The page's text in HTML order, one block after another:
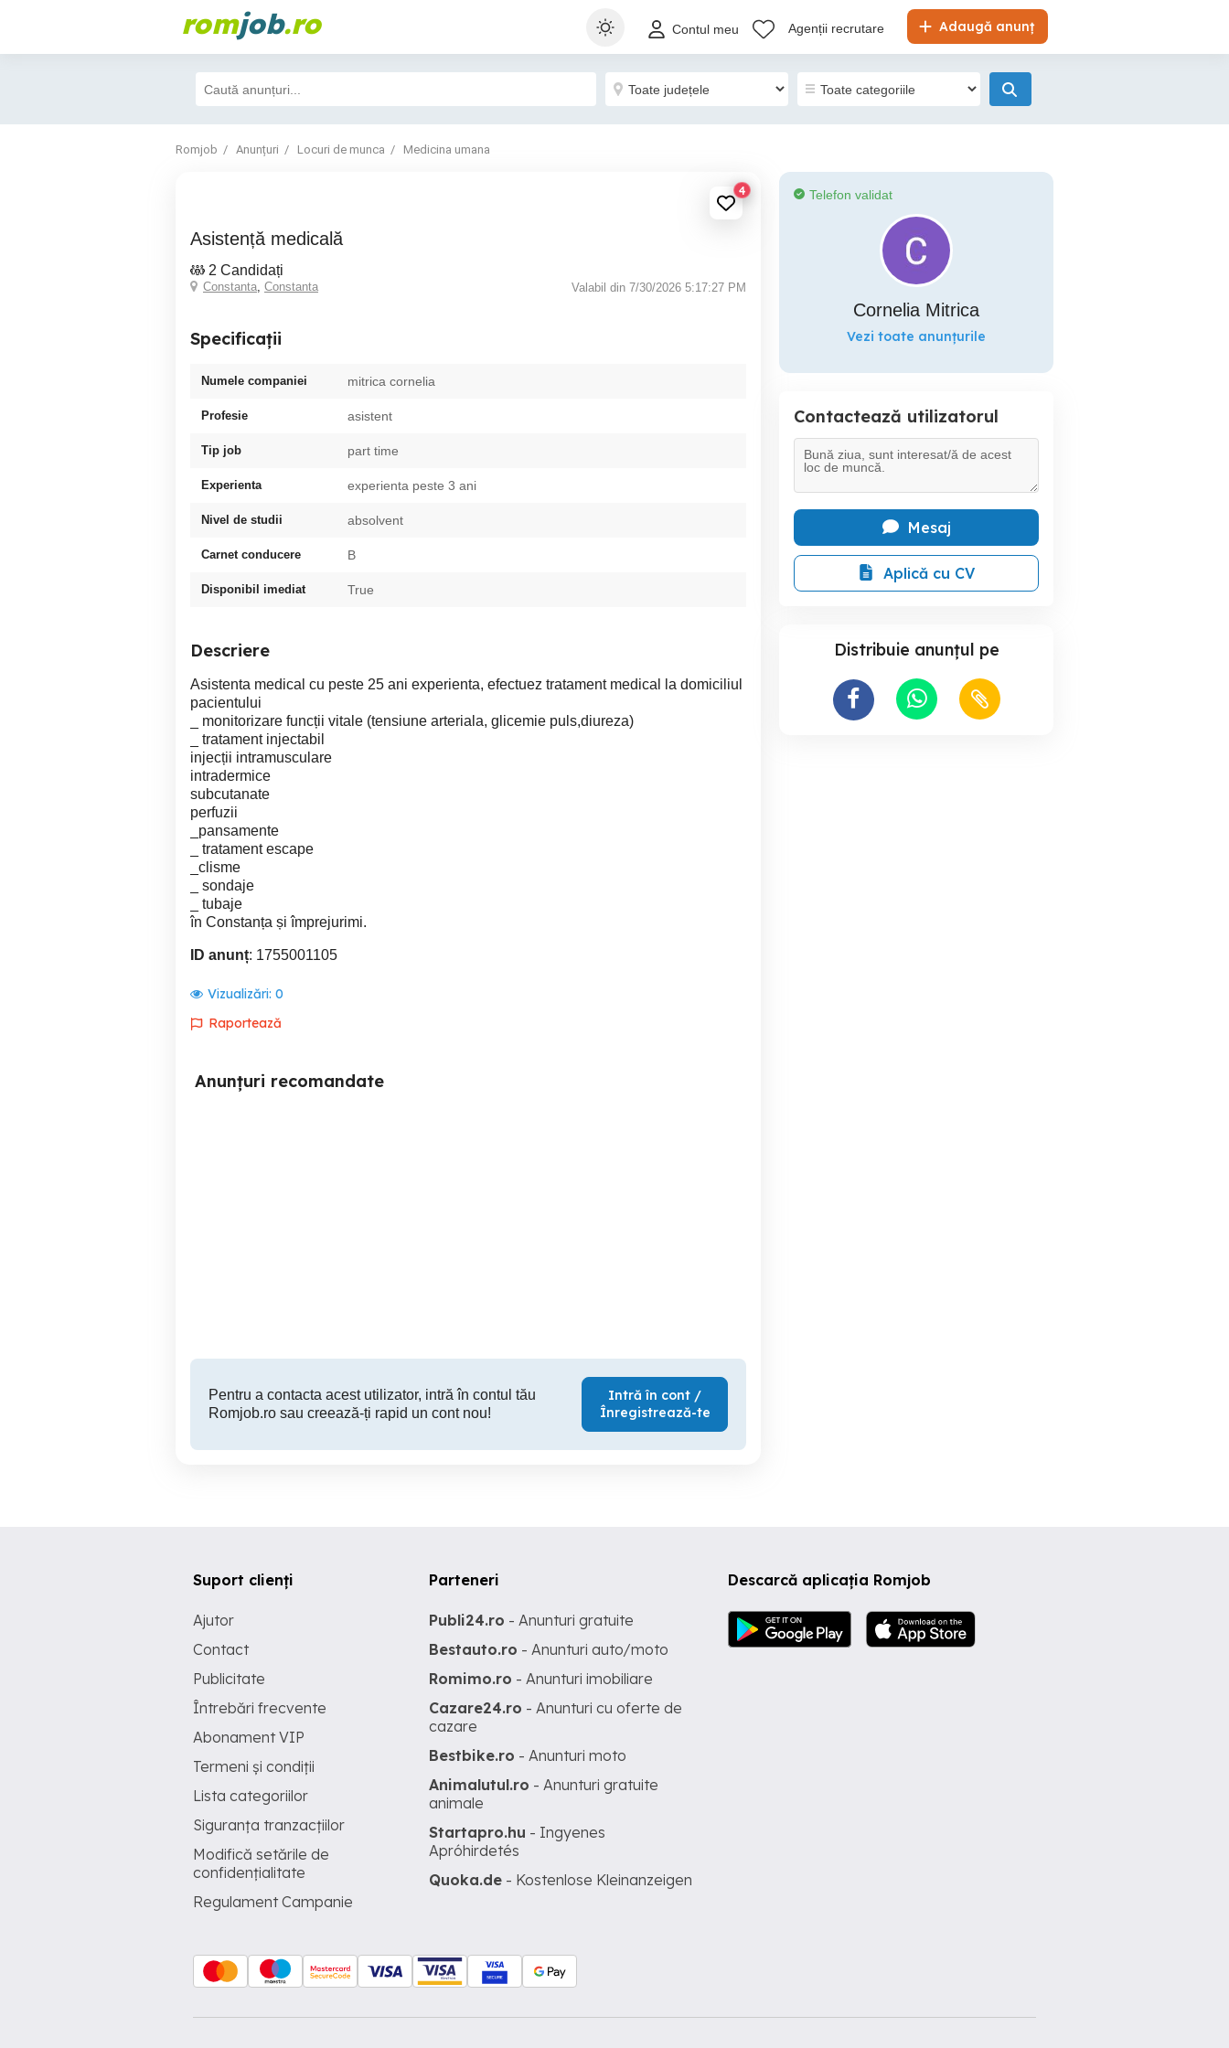
romjob.ro Adaugă anunț
Contul meu Agenții recrutare
Romjob Anunțuri Locuri de munca Medicina umana
4
Asistență medicală
2 Candidați
Constanta, Constanta Valabil din 7/30/2026 5:17:27 PM
Specificații
Numele companiei mitrica cornelia
Profesie asistent
Tip job part time
Experienta experienta peste 3 ani
Nivel de studii absolvent
Carnet conducere B
Disponibil imediat True
Descriere
Asistenta medical cu peste 25 ani experienta, efectuez tratament medical la domiciliul
pacientului
_ monitorizare funcții vitale (tensiune arteriala, glicemie puls,diureza)
_ tratament injectabil
injecții intramusculare
intradermice
subcutanate
perfuzii
_pansamente
_ tratament escape
_clisme
_ sondaje
_ tubaje
în Constanța și împrejurimi.
ID anunț: 1755001105
Vizualizări: 0
Raportează
Anunțuri recomandate
Pentru a contacta acest utilizator, intră în contul tău
Romjob.ro sau creează-ți rapid un cont nou!
Intră în cont /
Înregistrează-te
Telefon validat
Cornelia Mitrica
Vezi toate anunțurile
Contactează utilizatorul
Mesaj
Aplică cu CV
Distribuie anunțul pe
Descarcă aplicația Romjob
Suport clienți
Ajutor
Contact
Publicitate
Întrebări frecvente
Abonament VIP
Termeni și condiții
Lista categoriilor
Siguranța tranzacțiilor
Modifică setările de
confidențialitate
Regulament Campanie
Parteneri
Publi24.ro - Anunturi gratuite
Bestauto.ro - Anunturi auto/moto
Romimo.ro - Anunturi imobiliare
Cazare24.ro - Anunturi cu oferte de
cazare
Bestbike.ro - Anunturi moto
Animalutul.ro - Anunturi gratuite
animale
Startapro.hu - Ingyenes
Apróhirdetés
Quoka.de - Kostenlose Kleinanzeigen